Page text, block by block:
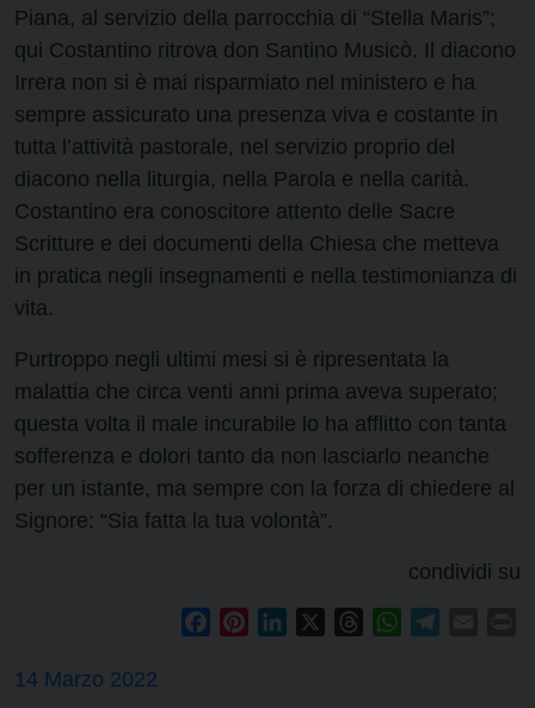
Piana, al servizio della parrocchia di “Stella Maris”;
qui Costantino ritrova don Santino Musicò. Il diacono
Irrera non si è mai risparmiato nel ministero e ha
sempre assicurato una presenza viva e costante in
tutta l’attività pastorale, nel servizio proprio del
diacono nella liturgia, nella Parola e nella carità.
Costantino era conoscitore attento delle Sacre
Scritture e dei documenti della Chiesa che metteva
in pratica negli insegnamenti e nella testimonianza di
vita.
Purtroppo negli ultimi mesi si è ripresentata la
malattia che circa venti anni prima aveva superato;
questa volta il male incurabile lo ha afflitto con tanta
sofferenza e dolori tanto da non lasciarlo neanche
per un istante, ma sempre con la forza di chiedere al
Signore: “Sia fatta la tua volontà”.
condividi su
FacebookPinterestLinkedIn ThreadsWhatsApp
14 Marzo 2022